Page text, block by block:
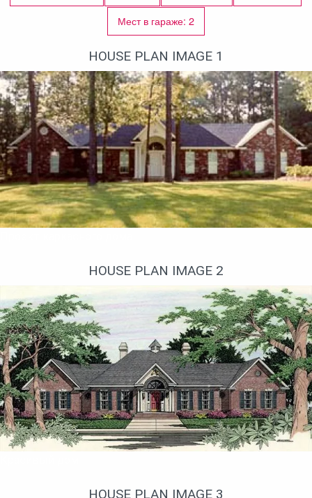
Мест в гараже: 2
HOUSE PLAN IMAGE 1
HOUSE PLAN IMAGE 2
HOUSE PLAN IMAGE 3